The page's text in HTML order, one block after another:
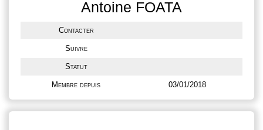
Antoine FOATA
Contacter
Suivre
Statut
Membre depuis 03/01/2018